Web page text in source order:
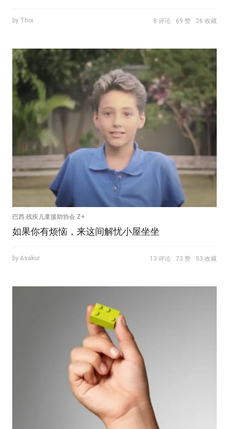
by Thoi 8 评论 69 赞 26 收藏
巴西 残疾儿童援助协会 Z+
如果你有烦恼，来这间解忧小屋坐坐
by Asakur 13 评论 73 赞 53 收藏